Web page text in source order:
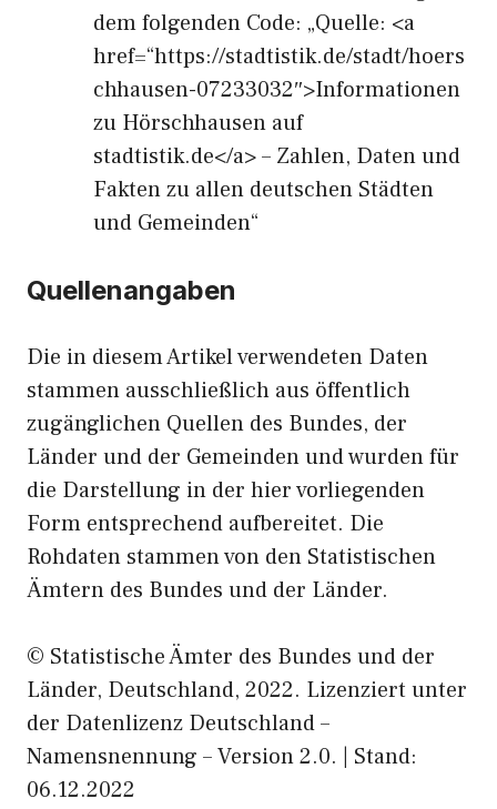
dem folgenden Code: „Quelle: <a
href=“https://stadtistik.de/stadt/hoers
chhausen-07233032″>Informationen
zu Hörschhausen auf
stadtistik.de</a> – Zahlen, Daten und
Fakten zu allen deutschen Städten
und Gemeinden“
Quellenangaben
Die in diesem Artikel verwendeten Daten
stammen ausschließlich aus öffentlich
zugänglichen Quellen des Bundes, der
Länder und der Gemeinden und wurden für
die Darstellung in der hier vorliegenden
Form entsprechend aufbereitet. Die
Rohdaten stammen von den Statistischen
Ämtern des Bundes und der Länder.
© Statistische Ämter des Bundes und der
Länder, Deutschland, 2022. Lizenziert unter
der Datenlizenz Deutschland –
Namensnennung – Version 2.0. | Stand:
06.12.2022